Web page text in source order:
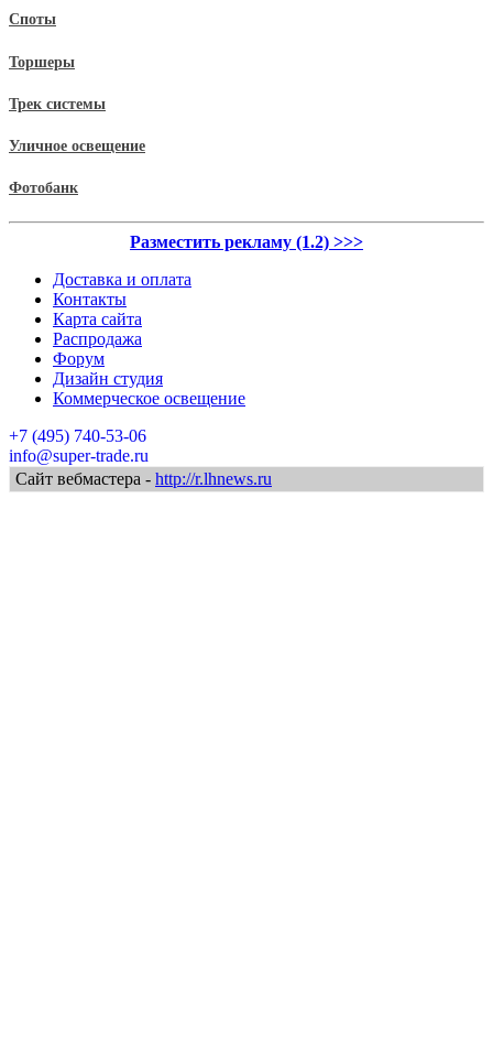
Споты
Торшеры
Трек системы
Уличное освещение
Фотобанк
Разместить рекламу (1.2) >>>
Доставка и оплата
Контакты
Карта сайта
Распродажа
Форум
Дизайн студия
Коммерческое освещение
+7 (495) 740-53-06
info@super-trade.ru
Сайт вебмастера - http://r.lhnews.ru